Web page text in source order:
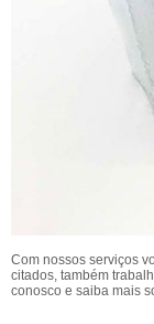
Com nossos serviços
citados, também
conosco e saiba mais